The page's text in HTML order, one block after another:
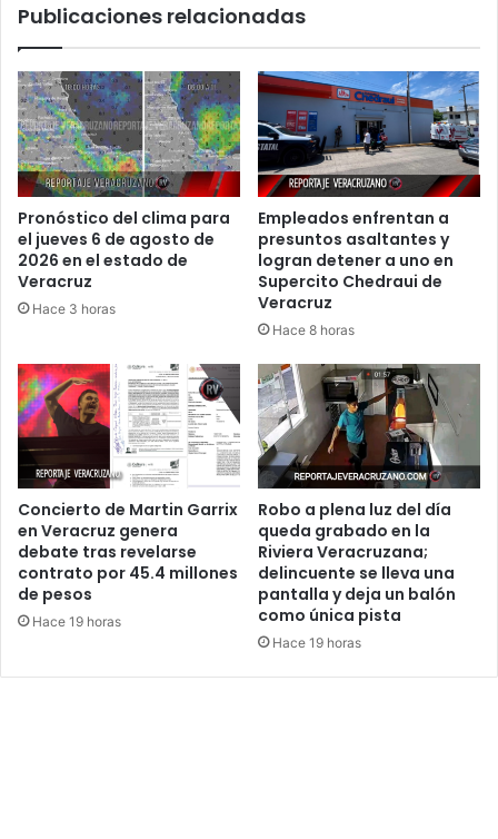
Publicaciones relacionadas
Pronóstico del clima para
el jueves 6 de agosto de
2026 en el estado de
Veracruz
Hace 3 horas
Empleados enfrentan a
presuntos asaltantes y
logran detener a uno en
Supercito Chedraui de
Veracruz
Hace 8 horas
Concierto de Martin Garrix
en Veracruz genera
debate tras revelarse
contrato por 45.4 millones
de pesos
Hace 19 horas
Robo a plena luz del día
queda grabado en la
Riviera Veracruzana;
delincuente se lleva una
pantalla y deja un balón
como única pista
Hace 19 horas